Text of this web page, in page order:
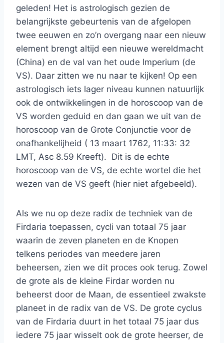
geleden! Het is astrologisch gezien de
belangrijkste gebeurtenis van de afgelopen
twee eeuwen en zo’n overgang naar een nieuw
element brengt altijd een nieuwe wereldmacht
(China) en de val van het oude Imperium (de
VS). Daar zitten we nu naar te kijken! Op een
astrologisch iets lager niveau kunnen natuurlijk
ook de ontwikkelingen in de horoscoop van de
VS worden geduid en dan gaan we uit van de
horoscoop van de Grote Conjunctie voor de
onafhankelijheid ( 13 maart 1762, 11:33: 32
LMT, Asc 8.59 Kreeft). Dit is de echte
horoscoop van de VS, de echte wortel die het
wezen van de VS geeft (hier niet afgebeeld).
Als we nu op deze radix de techniek van de
Firdaria toepassen, cycli van totaal 75 jaar
waarin de zeven planeten en de Knopen
telkens periodes van meedere jaren
beheersen, zien we dit proces ook terug. Zowel
de grote als de kleine Firdar worden nu
beheerst door de Maan, de essentieel zwakste
planeet in de radix van de VS. De grote cyclus
van de Firdaria duurt in het totaal 75 jaar dus
iedere 75 jaar wisselt ook de grote heerser, de